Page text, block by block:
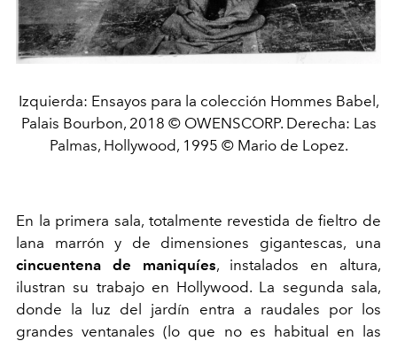
Izquierda: Ensayos para la colección Hommes Babel,
Palais Bourbon, 2018 © OWENSCORP. Derecha: Las
Palmas, Hollywood, 1995 © Mario de Lopez.
En la primera sala, totalmente revestida de fieltro de
lana marrón y de dimensiones gigantescas, una
cincuentena de maniquíes, instalados en altura,
ilustran su trabajo en Hollywood. La segunda sala,
donde la luz del jardín entra a raudales por los
grandes ventanales (lo que no es habitual en las